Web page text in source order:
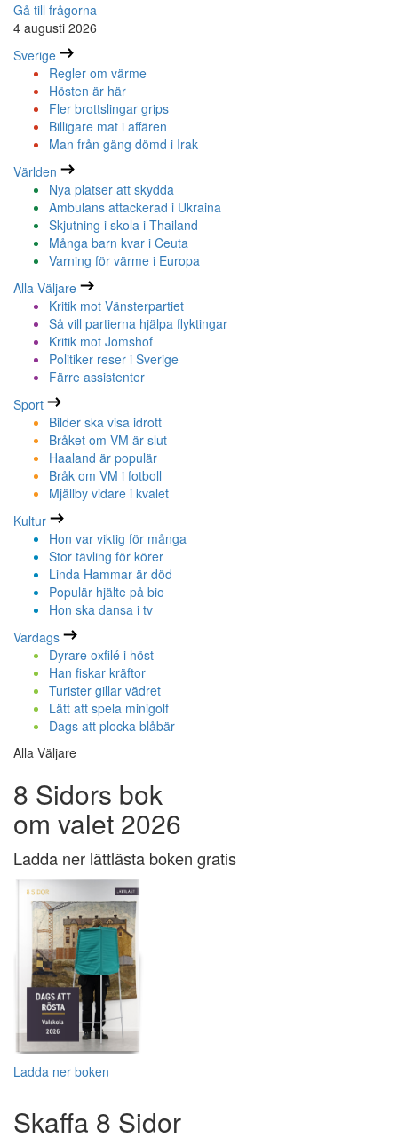
Gå till frågorna
4 augusti 2026
Sverige
Regler om värme
Hösten är här
Fler brottslingar grips
Billigare mat i affären
Man från gäng dömd i Irak
Världen
Nya platser att skydda
Ambulans attackerad i Ukraina
Skjutning i skola i Thailand
Många barn kvar i Ceuta
Varning för värme i Europa
Alla Väljare
Kritik mot Vänsterpartiet
Så vill partierna hjälpa flyktingar
Kritik mot Jomshof
Politiker reser i Sverige
Färre assistenter
Sport
Bilder ska visa idrott
Bråket om VM är slut
Haaland är populär
Bråk om VM i fotboll
Mjällby vidare i kvalet
Kultur
Hon var viktig för många
Stor tävling för körer
Linda Hammar är död
Populär hjälte på bio
Hon ska dansa i tv
Vardags
Dyrare oxfilé i höst
Han fiskar kräftor
Turister gillar vädret
Lätt att spela minigolf
Dags att plocka blåbär
Alla Väljare
8 Sidors bok
om valet 2026
Ladda ner lättlästa boken gratis
Ladda ner boken
Skaffa 8 Sidor